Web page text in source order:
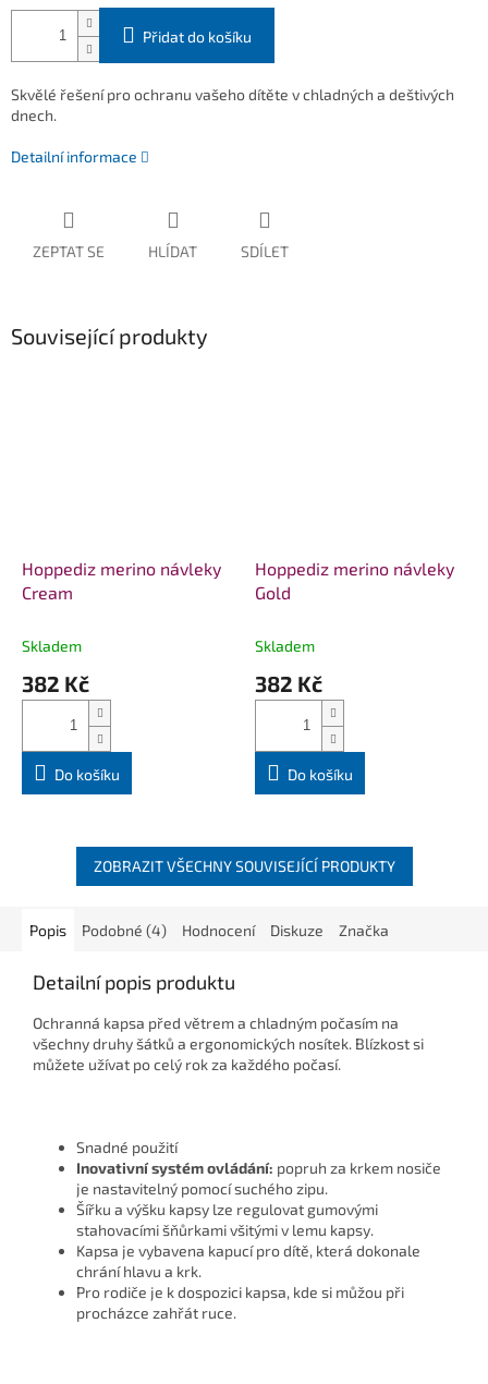
Přidat do košíku
Skvělé řešení pro ochranu vašeho dítěte v chladných a deštivých
dnech.
Detailní informace
ZEPTAT SE HLÍDAT SDÍLET
Související produkty
Hoppediz merino návleky
Cream
Skladem
382 Kč
Do košíku
Hoppediz merino návleky
Gold
Skladem
382 Kč
Do košíku
ZOBRAZIT VŠECHNY SOUVISEJÍCÍ PRODUKTY
Popis Podobné (4) Hodnocení Diskuze Značka
Detailní popis produktu
Ochranná kapsa před větrem a chladným počasím na
všechny druhy šátků a ergonomických nosítek. Blízkost si
můžete užívat po celý rok za každého počasí.
Snadné použití
Inovativní systém ovládání: popruh za krkem nosiče
je nastavitelný pomocí suchého zipu.
Šířku a výšku kapsy lze regulovat gumovými
stahovacími šňůrkami všitými v lemu kapsy.
Kapsa je vybavena kapucí pro dítě, která dokonale
chrání hlavu a krk.
Pro rodiče je k dospozici kapsa, kde si můžou při
procházce zahřát ruce.